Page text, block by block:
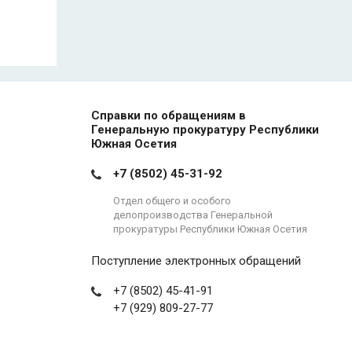
Справки по обращениям в
Генеральную прокуратуру Республики
Южная Осетия
+7 (8502) 45-31-92
Отдел общего и особого
делопроизводства Генеральной
прокуратуры Республики Южная Осетия
Поступление электронных обращений
+7 (8502) 45-41-91
+7 (929) 809-27-77